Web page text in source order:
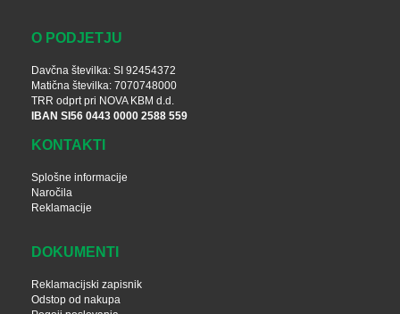
O PODJETJU
Davčna številka: SI 92454372
Matična številka: 7070748000
TRR odprt pri NOVA KBM d.d.
IBAN SI56 0443 0000 2588 559
KONTAKTI
Splošne informacije
Naročila
Reklamacije
DOKUMENTI
Reklamacijski zapisnik
Odstop od nakupa